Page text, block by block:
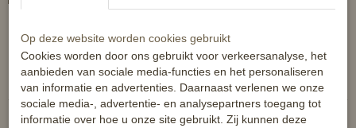
Reacties
Op deze website worden cookies gebruikt
Cookies worden door ons gebruikt voor verkeersanalyse, het
aanbieden van sociale media-functies en het personaliseren
van informatie en advertenties. Daarnaast verlenen we onze
sociale media-, advertentie- en analysepartners toegang tot
informatie over hoe u onze site gebruikt. Zij kunnen deze